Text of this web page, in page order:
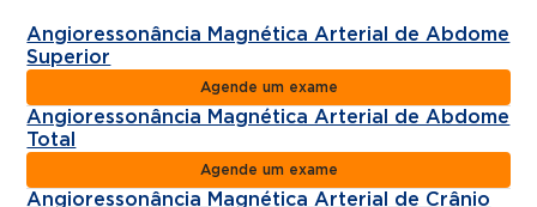
Angioressonância Magnética Arterial de Abdome
Superior
Agende um exame
Angioressonância Magnética Arterial de Abdome
Total
Agende um exame
Angioressonância Magnética Arterial de Crânio